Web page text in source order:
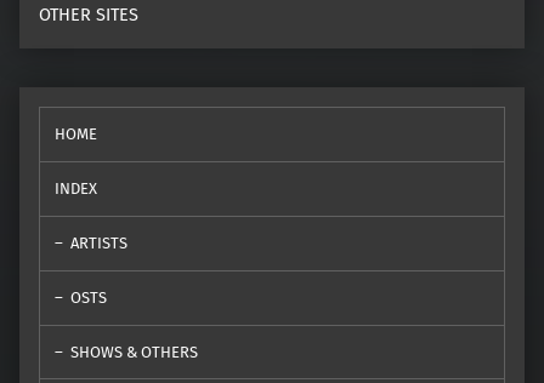
OTHER SITES
HOME
INDEX
ARTISTS
OSTS
SHOWS & OTHERS